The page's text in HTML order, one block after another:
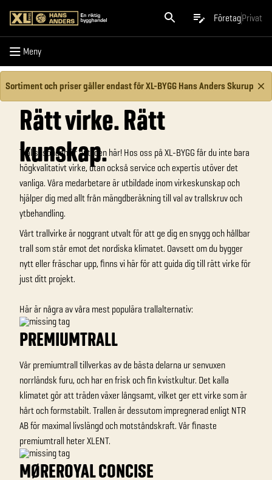
FöretagPrivat
Meny
Meny
Sortiment och priser gäller endast för XL-BYGG Hans Anders Skurup
Rätt virke. Rätt
kunskap.
Trallsäsongen är äntligen här! Hos oss på XL-BYGG får du inte bara
högkvalitativt virke, utan också service och expertis utöver det
vanliga. Våra medarbetare är utbildade inom virkeskunskap och
hjälper dig med allt från mängdberäkning till val av trallskruv och
ytbehandling.
Vårt trallvirke är noggrant utvalt för att ge dig en snygg och hållbar
trall som står emot det nordiska klimatet. Oavsett om du bygger
nytt eller fräschar upp, finns vi här för att guida dig till rätt virke för
just ditt projekt.
Här är några av våra mest populära trallalternativ:
PREMIUMTRALL
Vår premiumtrall tillverkas av de bästa delarna ur senvuxen
norrländsk furu, och har en frisk och fin kvistkultur. Det kalla
klimatet gör att träden växer långsamt, vilket ger ett virke som är
hårt och formstabilt. Trallen är dessutom impregnerad enligt NTR
AB för maximal livslängd och motståndskraft. Vår finaste
premiumtrall heter XLENT.
MØREROYAL CONCISE